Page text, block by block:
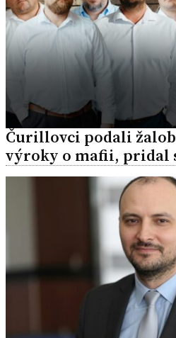
Čurillovci podali
výroky o mafii, pridal